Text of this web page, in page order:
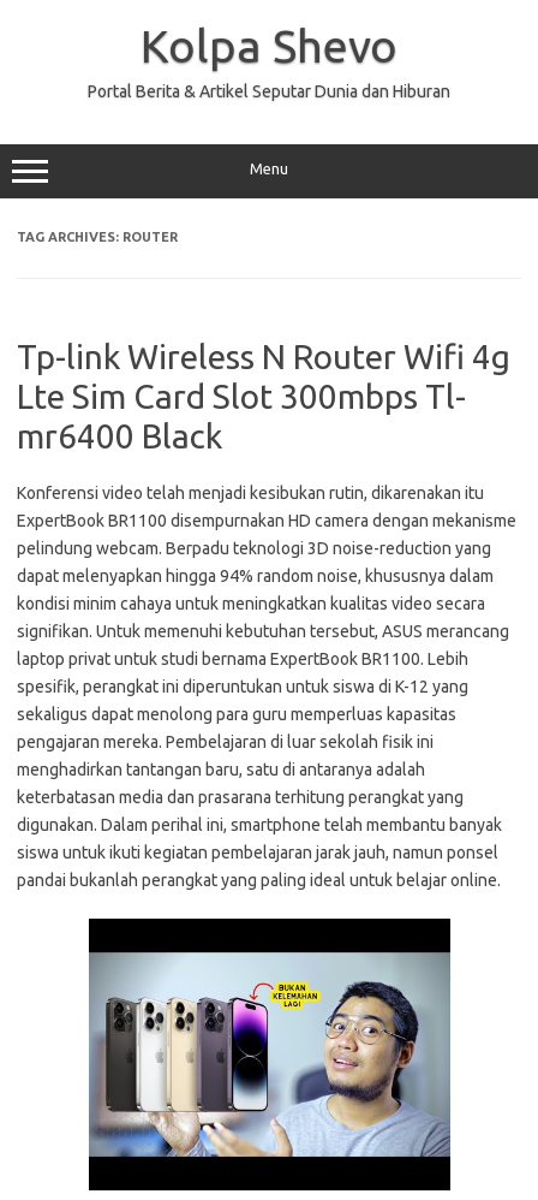
Kolpa Shevo
Portal Berita & Artikel Seputar Dunia dan Hiburan
Menu
TAG ARCHIVES: ROUTER
Tp-link Wireless N Router Wifi 4g
Lte Sim Card Slot 300mbps Tl-
mr6400 Black
Konferensi video telah menjadi kesibukan rutin, dikarenakan itu
ExpertBook BR1100 disempurnakan HD camera dengan mekanisme
pelindung webcam. Berpadu teknologi 3D noise-reduction yang
dapat melenyapkan hingga 94% random noise, khususnya dalam
kondisi minim cahaya untuk meningkatkan kualitas video secara
signifikan. Untuk memenuhi kebutuhan tersebut, ASUS merancang
laptop privat untuk studi bernama ExpertBook BR1100. Lebih
spesifik, perangkat ini diperuntukan untuk siswa di K-12 yang
sekaligus dapat menolong para guru memperluas kapasitas
pengajaran mereka. Pembelajaran di luar sekolah fisik ini
menghadirkan tantangan baru, satu di antaranya adalah
keterbatasan media dan prasarana terhitung perangkat yang
digunakan. Dalam perihal ini, smartphone telah membantu banyak
siswa untuk ikuti kegiatan pembelajaran jarak jauh, namun ponsel
pandai bukanlah perangkat yang paling ideal untuk belajar online.